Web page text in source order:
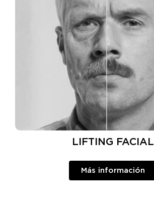
LIFTING FACIAL
Más información